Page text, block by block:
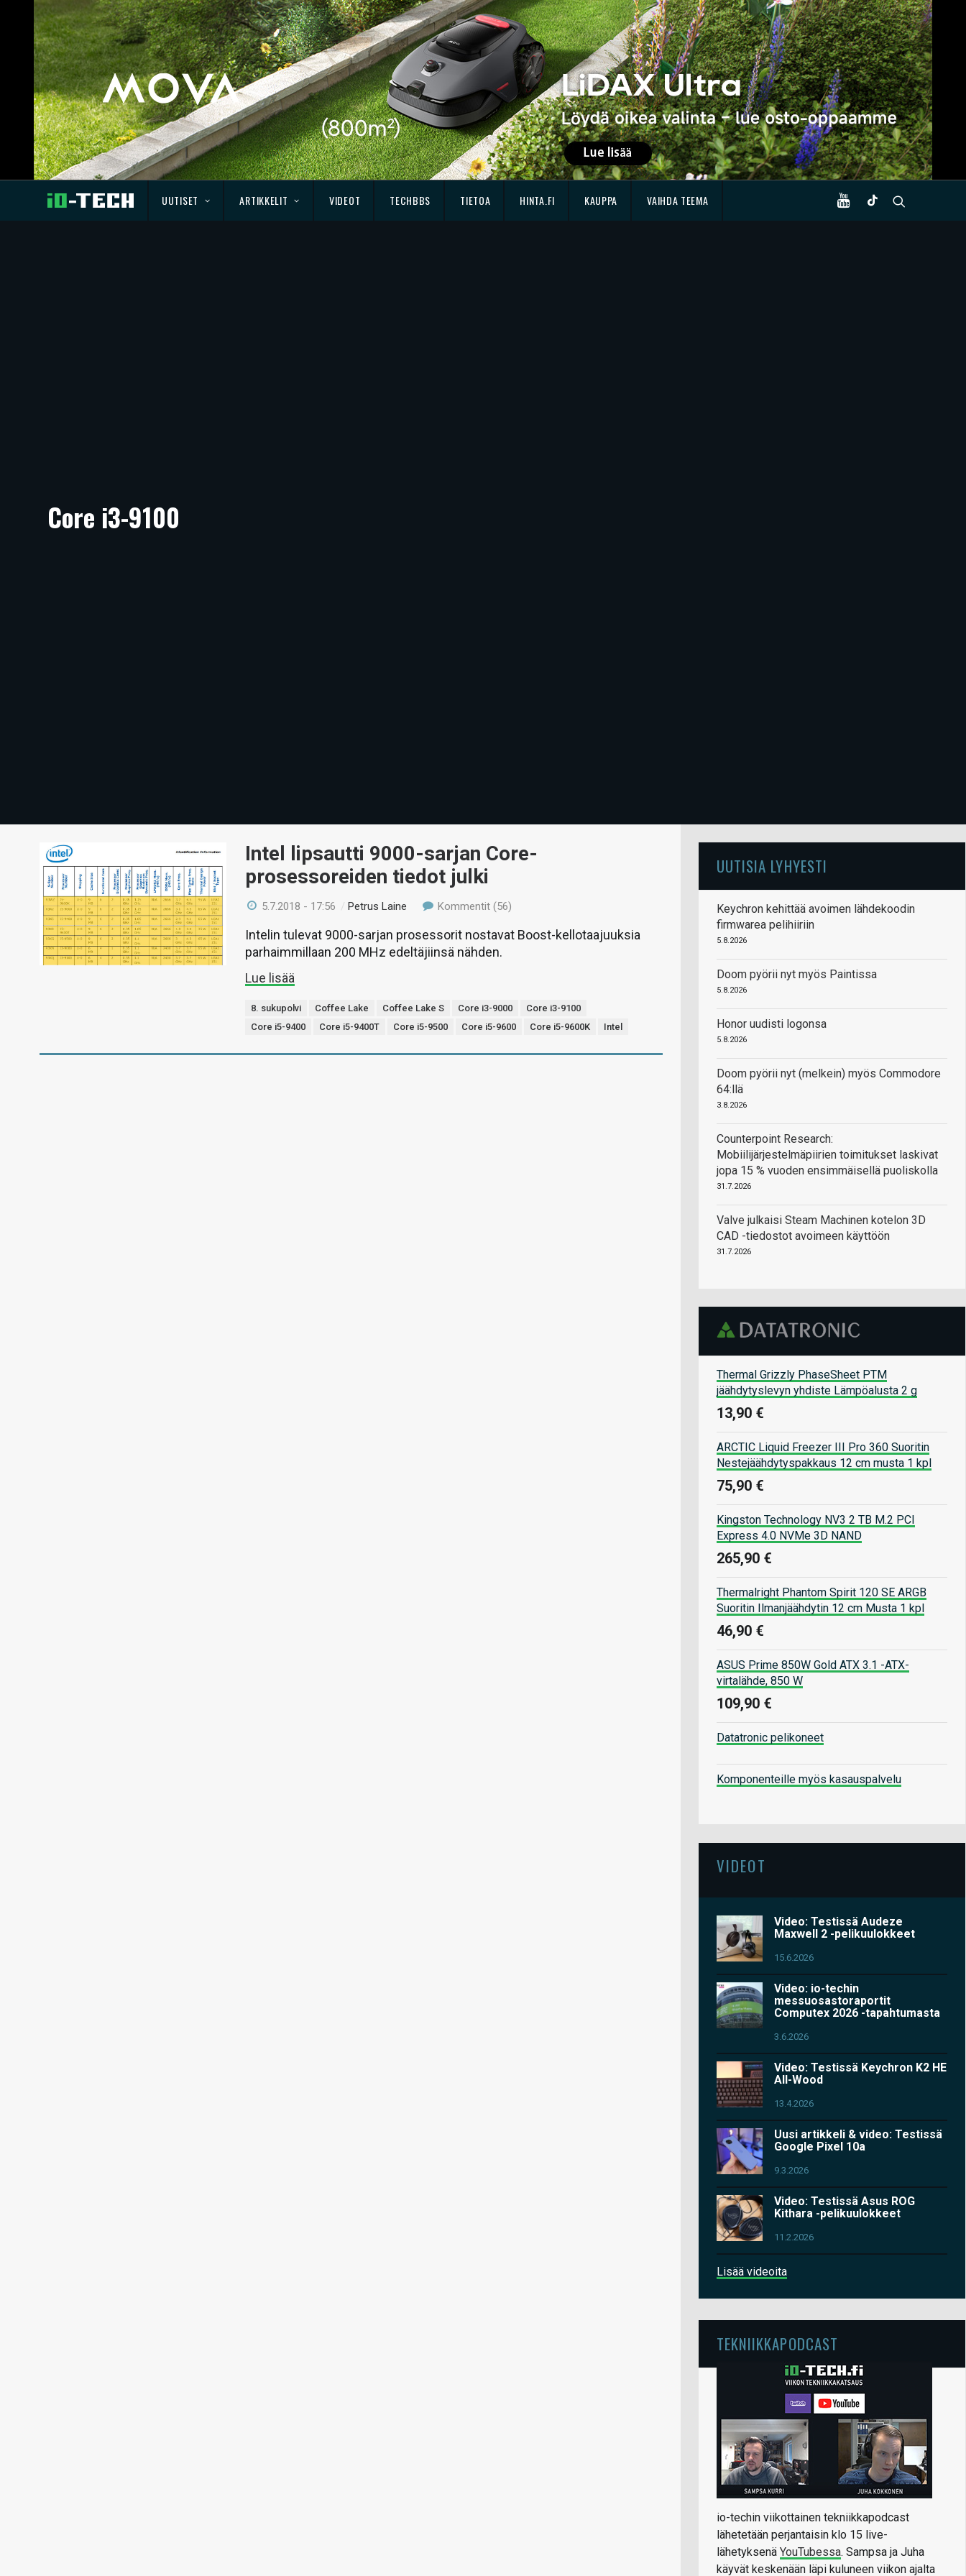
UUTISET ARTIKKELIT VIDEOT TECHBBS TIETOA HINTA.FI KAUPPA VAIHDA TEEMA
Core i3-9100
Intel lipsautti 9000-sarjan Core-
prosessoreiden tiedot julki
5.7.2018 - 17:56 /Petrus Laine Kommentit (56)
Intelin tulevat 9000-sarjan prosessorit nostavat Boost-kellotaajuuksia
parhaimmillaan 200 MHz edeltäjiinsä nähden.
Lue lisää
8. sukupolvi Coffee Lake Coffee Lake S Core i3-9000
Core i3-9100
Core i5-9400
Core i5-9400T Core i5-9500 Core i5-9600 Core i5-9600K Intel
UUTISIA LYHYESTI
Keychron kehittää avoimen lähdekoodin
firmwarea pelihiiriin
5.8.2026
Doom pyörii nyt myös Paintissa
5.8.2026
Honor uudisti logonsa
5.8.2026
Doom pyörii nyt (melkein) myös Commodore
64:llä
3.8.2026
Counterpoint Research:
Mobiilijärjestelmäpiirien toimitukset laskivat
jopa 15 % vuoden ensimmäisellä puoliskolla
31.7.2026
Valve julkaisi Steam Machinen kotelon 3D
CAD -tiedostot avoimeen käyttöön
31.7.2026
Thermal Grizzly PhaseSheet PTM
jäähdytyslevyn yhdiste Lämpöalusta 2 g
13,90 €
ARCTIC Liquid Freezer III Pro 360 Suoritin
Nestejäähdytyspakkaus 12 cm musta 1 kpl
75,90 €
Kingston Technology NV3 2 TB M.2 PCI
Express 4.0 NVMe 3D NAND
265,90 €
Thermalright Phantom Spirit 120 SE ARGB
Suoritin Ilmanjäähdytin 12 cm Musta 1 kpl
46,90 €
ASUS Prime 850W Gold ATX 3.1 -ATX-
virtalähde, 850 W
109,90 €
Datatronic pelikoneet
Komponenteille myös kasauspalvelu
VIDEOT
Video: Testissä Audeze
Maxwell 2 -pelikuulokkeet
15.6.2026
Video: io-techin
messuosastoraportit
Computex 2026 -tapahtumasta
3.6.2026
Video: Testissä Keychron K2 HE
All-Wood
13.4.2026
Uusi artikkeli & video: Testissä
Google Pixel 10a
9.3.2026
Video: Testissä Asus ROG
Kithara -pelikuulokkeet
11.2.2026
Lisää videoita
TEKNIIKKAPODCAST
io-techin viikottainen tekniikkapodcast
lähetetään perjantaisin klo 15 live-
lähetyksenä YouTubessa. Sampsa ja Juha
käyvät keskenään läpi kuluneen viikon ajalta